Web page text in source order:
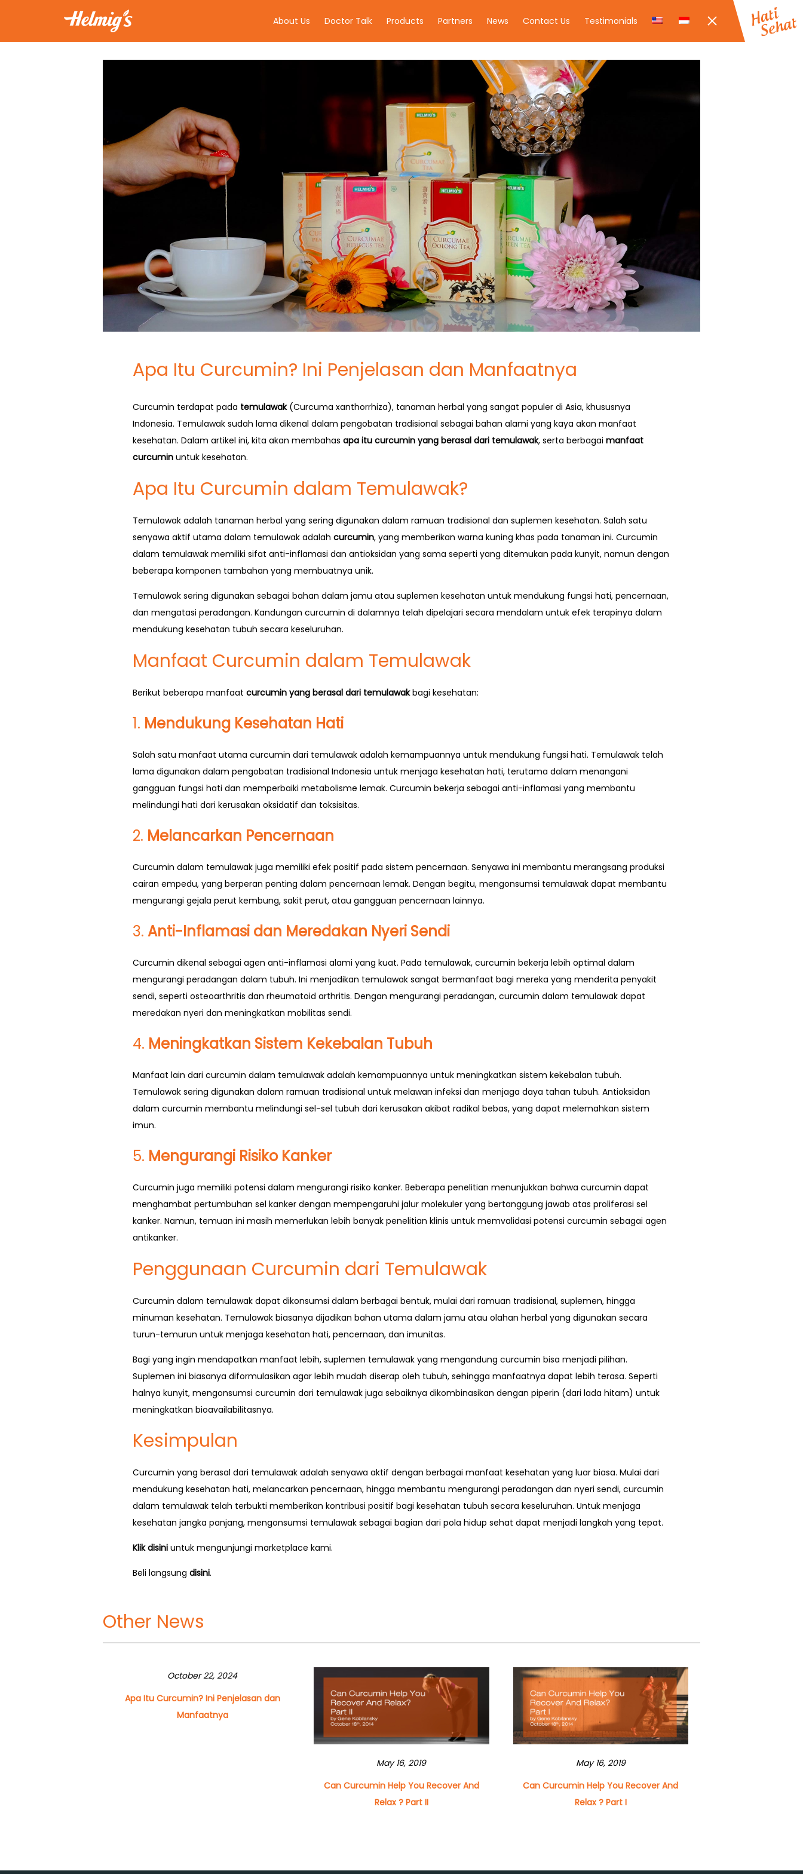
About Us Doctor Talk Products Partners News Contact Us Testimonials
Apa Itu Curcumin? Ini Penjelasan dan Manfaatnya
Curcumin terdapat pada temulawak(Curcuma xanthorrhiza), tanaman herbal yang sangat populer di Asia, khususnya
Indonesia. Temulawak sudah lama dikenal dalam pengobatan tradisional sebagai bahan alami yang kaya akan manfaat
kesehatan. Dalam artikel ini, kita akan membahas apa itu curcumin yang berasal dari temulawak, serta berbagai manfaat
curcumin untuk kesehatan.
Apa Itu Curcumin dalam Temulawak?
Temulawak adalah tanaman herbal yang sering digunakan dalam ramuan tradisional dan suplemen kesehatan. Salah satu
senyawa aktif utama dalam temulawak adalah curcumin, yang memberikan warna kuning khas pada tanaman ini. Curcumin
dalam temulawak memiliki sifat anti-inflamasi dan antioksidan yang sama seperti yang ditemukan pada kunyit, namun dengan
beberapa komponen tambahan yang membuatnya unik.
Temulawak sering digunakan sebagai bahan dalam jamu atau suplemen kesehatan untuk mendukung fungsi hati, pencernaan,
dan mengatasi peradangan. Kandungan curcumin di dalamnya telah dipelajari secara mendalam untuk efek terapinya dalam
mendukung kesehatan tubuh secara keseluruhan.
Manfaat Curcumin dalam Temulawak
Berikut beberapa manfaat curcumin yang berasal dari temulawakbagi kesehatan:
1. Mendukung Kesehatan Hati
Salah satu manfaat utama curcumin dari temulawak adalah kemampuannya untuk mendukung fungsi hati. Temulawak telah
lama digunakan dalam pengobatan tradisional Indonesia untuk menjaga kesehatan hati, terutama dalam menangani
gangguan fungsi hati dan memperbaiki metabolisme lemak. Curcumin bekerja sebagai anti-inflamasi yang membantu
melindungi hati dari kerusakan oksidatif dan toksisitas.
2. Melancarkan Pencernaan
Curcumin dalam temulawak juga memiliki efek positif pada sistem pencernaan. Senyawa ini membantu merangsang produksi
cairan empedu, yang berperan penting dalam pencernaan lemak. Dengan begitu, mengonsumsi temulawak dapat membantu
mengurangi gejala perut kembung, sakit perut, atau gangguan pencernaan lainnya.
3. Anti-Inflamasi dan Meredakan Nyeri Sendi
Curcumin dikenal sebagai agen anti-inflamasi alami yang kuat. Pada temulawak, curcumin bekerja lebih optimal dalam
mengurangi peradangan dalam tubuh. Ini menjadikan temulawak sangat bermanfaat bagi mereka yang menderita penyakit
sendi, seperti osteoarthritis dan rheumatoid arthritis. Dengan mengurangi peradangan, curcumin dalam temulawak dapat
meredakan nyeri dan meningkatkan mobilitas sendi.
4. Meningkatkan Sistem Kekebalan Tubuh
Manfaat lain dari curcumin dalam temulawak adalah kemampuannya untuk meningkatkan sistem kekebalan tubuh.
Temulawak sering digunakan dalam ramuan tradisional untuk melawan infeksi dan menjaga daya tahan tubuh. Antioksidan
dalam curcumin membantu melindungi sel-sel tubuh dari kerusakan akibat radikal bebas, yang dapat melemahkan sistem
imun.
5. Mengurangi Risiko Kanker
Curcumin juga memiliki potensi dalam mengurangi risiko kanker. Beberapa penelitian menunjukkan bahwa curcumin dapat
menghambat pertumbuhan sel kanker dengan mempengaruhi jalur molekuler yang bertanggung jawab atas proliferasi sel
kanker. Namun, temuan ini masih memerlukan lebih banyak penelitian klinis untuk memvalidasi potensi curcumin sebagai agen
antikanker.
Penggunaan Curcumin dari Temulawak
Curcumin dalam temulawak dapat dikonsumsi dalam berbagai bentuk, mulai dari ramuan tradisional, suplemen, hingga
minuman kesehatan. Temulawak biasanya dijadikan bahan utama dalam jamu atau olahan herbal yang digunakan secara
turun-temurun untuk menjaga kesehatan hati, pencernaan, dan imunitas.
Bagi yang ingin mendapatkan manfaat lebih, suplemen temulawak yang mengandung curcumin bisa menjadi pilihan.
Suplemen ini biasanya diformulasikan agar lebih mudah diserap oleh tubuh, sehingga manfaatnya dapat lebih terasa. Seperti
halnya kunyit, mengonsumsi curcumin dari temulawak juga sebaiknya dikombinasikan dengan piperin (dari lada hitam) untuk
meningkatkan bioavailabilitasnya.
Kesimpulan
Curcumin yang berasal dari temulawak adalah senyawa aktif dengan berbagai manfaat kesehatan yang luar biasa. Mulai dari
mendukung kesehatan hati, melancarkan pencernaan, hingga membantu mengurangi peradangan dan nyeri sendi, curcumin
dalam temulawak telah terbukti memberikan kontribusi positif bagi kesehatan tubuh secara keseluruhan. Untuk menjaga
kesehatan jangka panjang, mengonsumsi temulawak sebagai bagian dari pola hidup sehat dapat menjadi langkah yang tepat.
Klik disini untuk mengunjungi marketplace kami.
Beli langsung disini.
Other News
October 22, 2024
Apa Itu Curcumin? Ini Penjelasan dan
Manfaatnya
May 16, 2019
Can Curcumin Help You Recover And
Relax ? Part II
May 16, 2019
Can Curcumin Help You Recover And
Relax ? Part I